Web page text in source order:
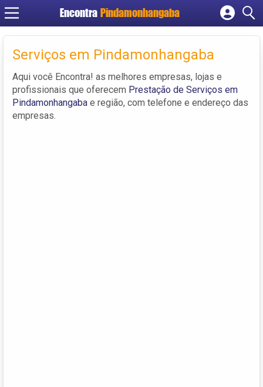
Encontra Pindamonhangaba
Cadastrar empresa
Criar conta
Serviços em Pindamonhangaba
Aqui você Encontra! as melhores empresas, lojas e
profissionais que oferecem Prestação de Serviços em
Pindamonhangaba e região, com telefone e endereço das
empresas.